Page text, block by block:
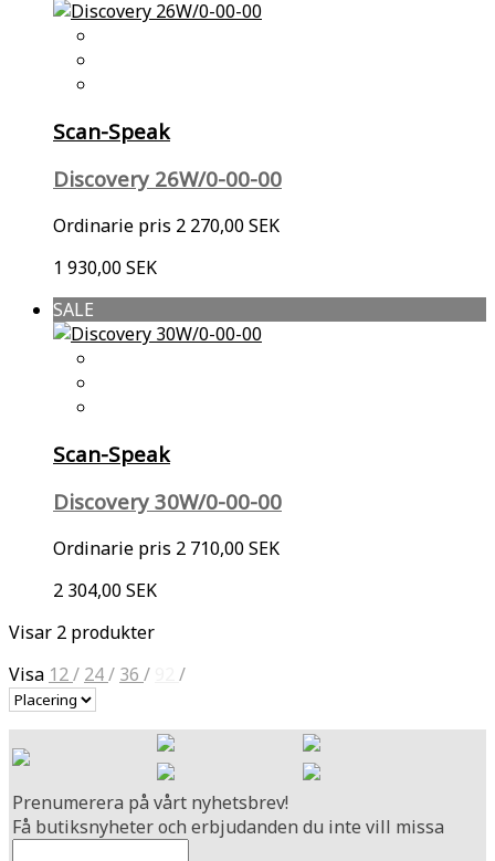
Scan-Speak
Discovery 26W/0-00-00
Ordinarie pris 2 270,00 SEK
1 930,00 SEK
SALE
Scan-Speak
Discovery 30W/0-00-00
Ordinarie pris 2 710,00 SEK
2 304,00 SEK
Visar 2 produkter
Visa 12/ 24/ 36 / /
Prenumerera på vårt nyhetsbrev!
Få butiksnyheter och erbjudanden du inte vill missa